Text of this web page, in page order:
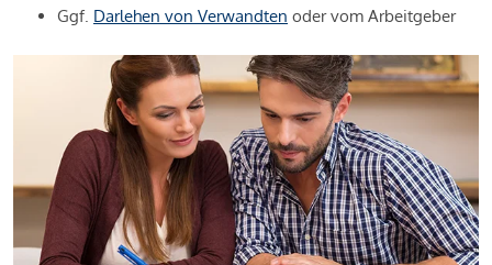
Ggf. Darlehen von Verwandten oder vom Arbeitgeber